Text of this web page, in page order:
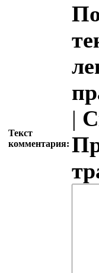
Текст
комментария:
|